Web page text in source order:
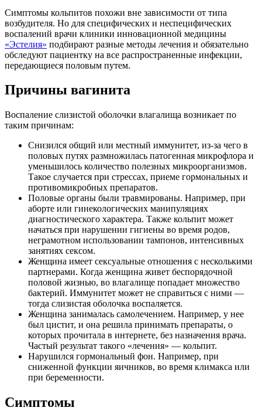
Симптомы кольпитов похожи вне зависимости от типа
возбудителя. Но для специфических и неспецифических
воспалений врачи клиники инновационной медицины
«Эстелия» подбирают разные методы лечения и обязательно
обследуют пациентку на все распространенные инфекции,
передающиеся половым путем.
Причины вагинита
Воспаление слизистой оболочки влагалища возникает по
таким причинам:
Снизился общий или местный иммунитет, из-за чего в
половых путях размножилась патогенная микрофлора и
уменьшилось количество полезных микроорганизмов.
Такое случается при стрессах, приеме гормональных и
противомикробных препаратов.
Половые органы были травмированы. Например, при
аборте или гинекологических манипуляциях
диагностического характера. Также кольпит может
начаться при нарушении гигиены во время родов,
неграмотном использовании тампонов, интенсивных
занятиях сексом.
Женщина имеет сексуальные отношения с несколькими
партнерами. Когда женщина живет беспорядочной
половой жизнью, во влагалище попадает множество
бактерий. Иммунитет может не справиться с ними —
тогда слизистая оболочка воспаляется.
Женщина занималась самолечением. Например, у нее
был цистит, и она решила принимать препараты, о
которых прочитала в интернете, без назначения врача.
Частый результат такого «лечения» — кольпит.
Нарушился гормональный фон. Например, при
сниженной функции яичников, во время климакса или
при беременности.
Симптомы